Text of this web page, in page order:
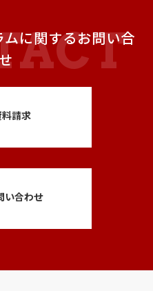
に関するお問い合
料請求
い合わせ